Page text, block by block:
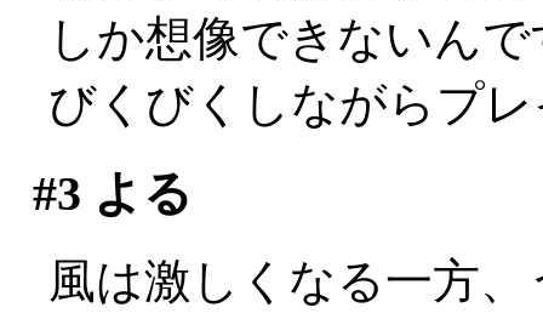
しか想像できないん
びくびくしながらプ
#3 よる
風は激しくなる一方、